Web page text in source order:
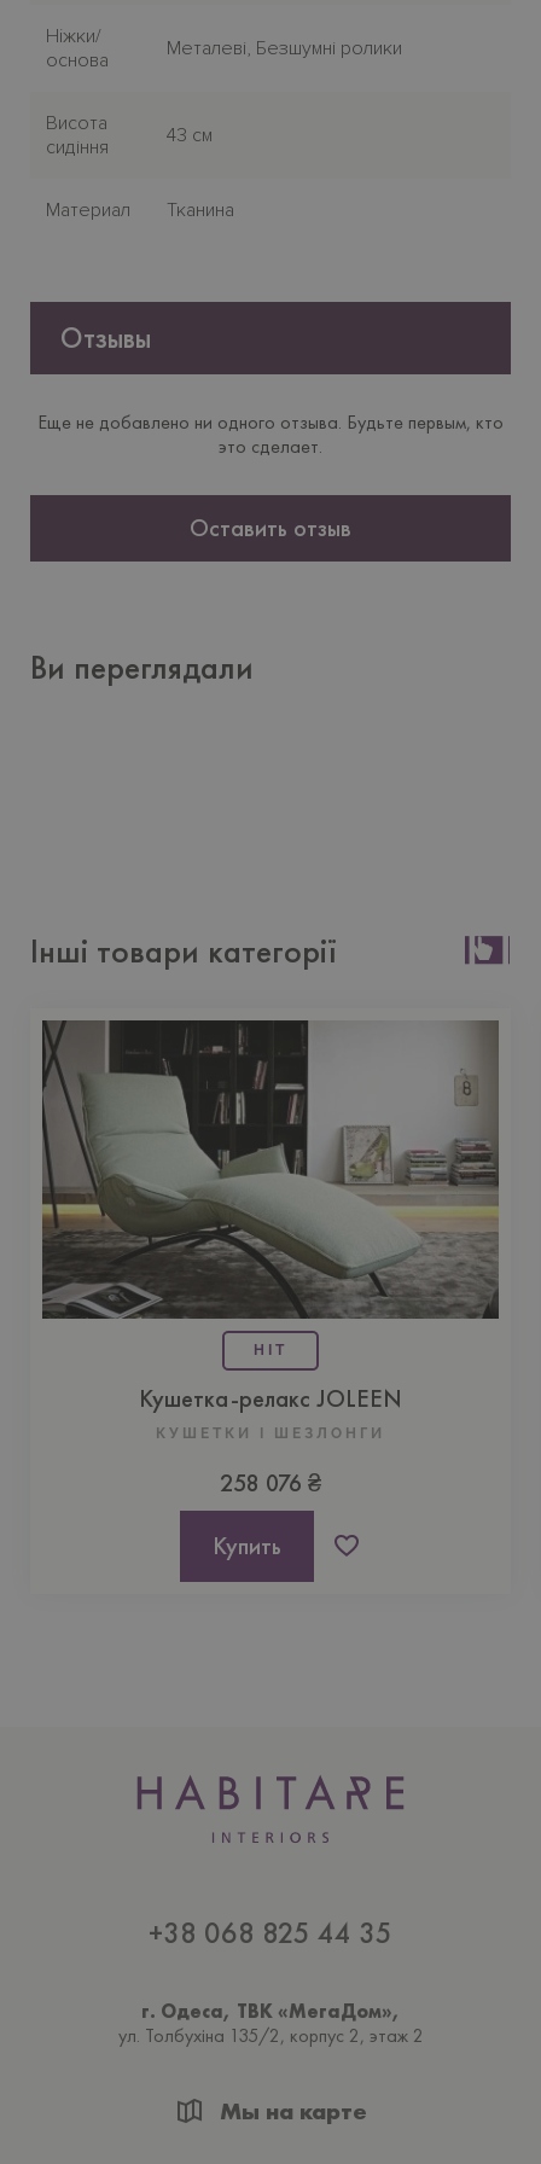
Нiжки/
основа
Металеві, Безшумні ролики
Висота
сидіння
43 см
Материал Тканина
Отзывы
Еще не добавлено ни одного отзыва. Будьте первым, кто
это сделает.
Оставить отзыв
Ви переглядали
Інші товари категорії
HIT
Кушетка-релакс JOLEEN
КУШЕТКИ I ШЕЗЛОНГИ
258 076 ₴
Купить
+38 068 825 44 35
г. Одеса, ТВК «МегаДом»,
ул. Толбухiна 135/2, корпус 2, этаж 2
Мы на карте